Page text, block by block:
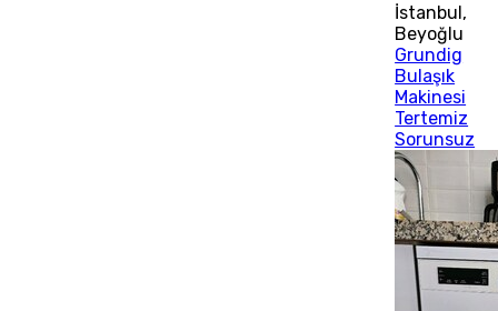
İstanbul,
Beyoğlu
Grundig
Bulaşık
Makinesi
Tertemiz
Sorunsuz